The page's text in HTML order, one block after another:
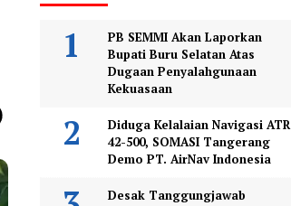
PB SEMMI Akan Laporkan
Bupati Buru Selatan Atas
Dugaan Penyalahgunaan
Kekuasaan
Diduga Kelalaian Navigasi ATR
42-500, SOMASI Tangerang
Demo PT. AirNav Indonesia
Desak Tanggungjawab